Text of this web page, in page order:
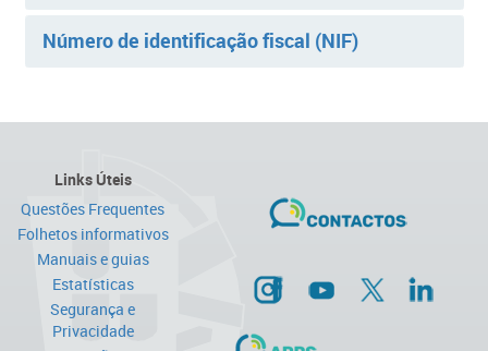
Número de identificação fiscal (NIF)
Links Úteis
Questões Frequentes
Folhetos informativos
Manuais e guias
Estatísticas
Segurança e
Privacidade